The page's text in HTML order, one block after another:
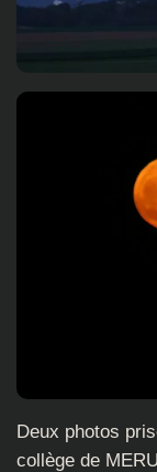
Deux photos
collège de